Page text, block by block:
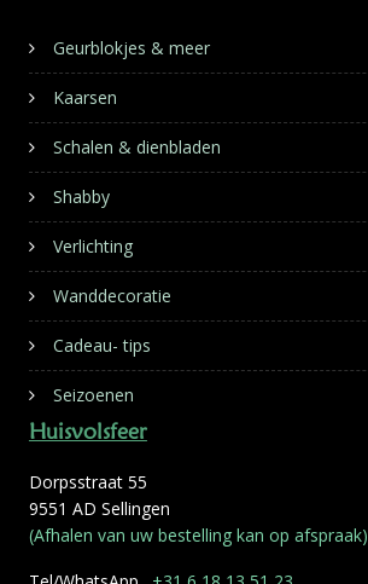
Geurblokjes & meer
Kaarsen
Schalen & dienbladen
Shabby
Verlichting
Wanddecoratie
Cadeau- tips
Seizoenen
Huisvolsfeer
Dorpsstraat 55
9551 AD Sellingen
(Afhalen van uw bestelling kan op afspraak)